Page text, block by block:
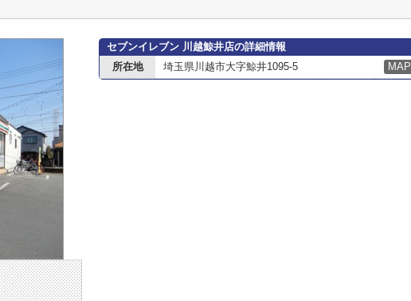
セブンイレブン 川越鯨井店の詳細情報
所在地
埼玉県川越市大字鯨井1095-5 MAP